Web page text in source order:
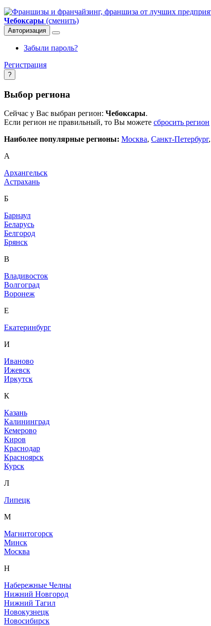
Чебоксары (сменить)
Авторизация
Забыли пароль?
Регистрация
?
Выбор региона
Сейчас у Вас выбран регион: Чебоксары.
Если регион не правильный, то Вы можете сбросить регион
Наиболее популярные регионы: Москва, Санкт-Петербург,
А
Архангельск
Астрахань
Б
Барнаул
Беларусь
Белгород
Брянск
В
Владивосток
Волгоград
Воронеж
Е
Екатеринбург
И
Иваново
Ижевск
Иркутск
К
Казань
Калининград
Кемерово
Киров
Краснодар
Красноярск
Курск
Л
Липецк
М
Магнитогорск
Минск
Москва
Н
Набережные Челны
Нижний Новгород
Нижний Тагил
Новокузнецк
Новосибирск